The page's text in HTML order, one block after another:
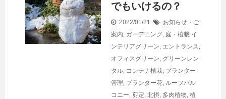
でもいけるの？
2022/01/21
お知らせ・ご
案内, ガーデニング, 庭・植栽 イ
ンテリアグリーン, エントランス,
オフィスグリーン, グリーンレン
タル, コンテナ植栽, プランター
管理, プランター花, ルーフバル
コニー, 剪定, 北摂, 多肉植物, 植